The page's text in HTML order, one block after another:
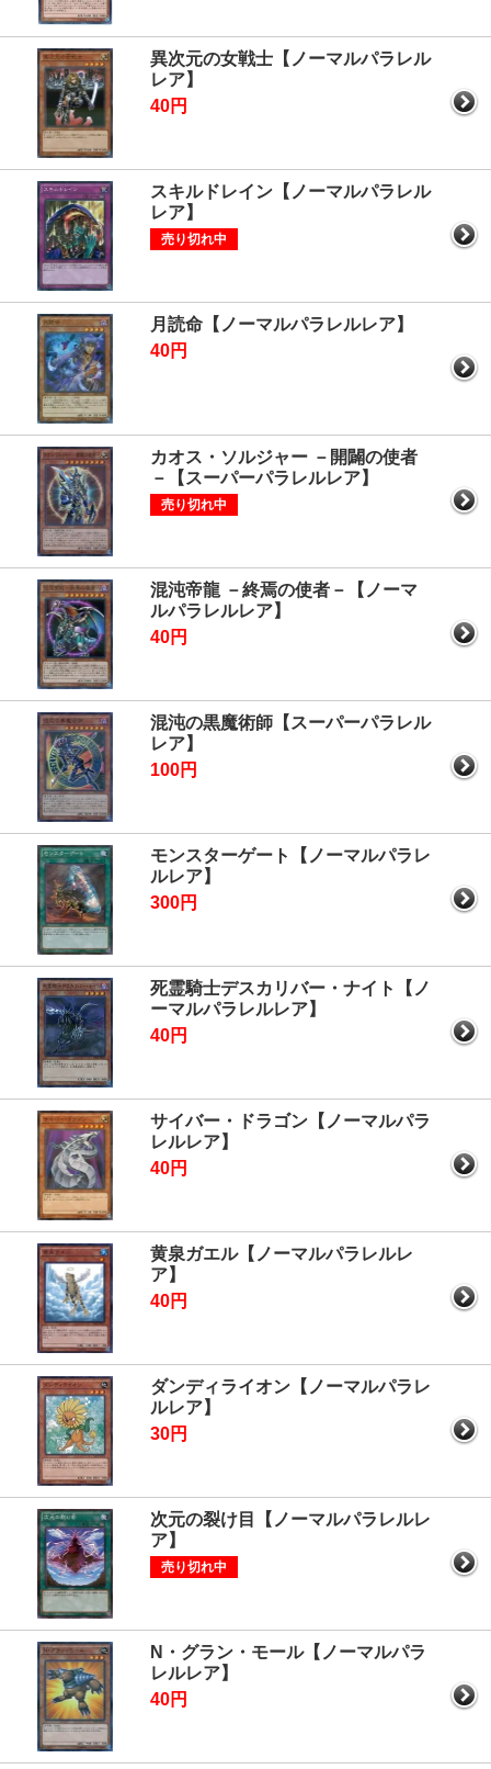
異次元の女戦士【ノーマルパラレル
レア】
40円
スキルドレイン【ノーマルパラレル
レア】
売り切れ中
月読命【ノーマルパラレルレア】
40円
カオス・ソルジャー －開闢の使者
－【スーパーパラレルレア】
売り切れ中
混沌帝龍 －終焉の使者－【ノーマ
ルパラレルレア】
40円
混沌の黒魔術師【スーパーパラレル
レア】
100円
モンスターゲート【ノーマルパラレ
ルレア】
300円
死霊騎士デスカリバー・ナイト【ノ
ーマルパラレルレア】
40円
サイバー・ドラゴン【ノーマルパラ
レルレア】
40円
黄泉ガエル【ノーマルパラレルレ
ア】
40円
ダンディライオン【ノーマルパラレ
ルレア】
30円
次元の裂け目【ノーマルパラレルレ
ア】
売り切れ中
N・グラン・モール【ノーマルパラ
レルレア】
40円